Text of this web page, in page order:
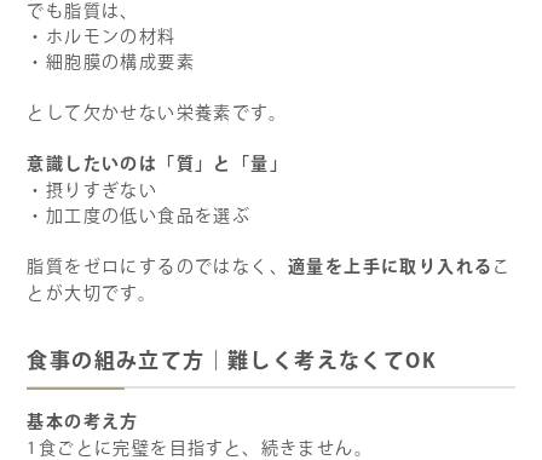
でも脂質は、
・ホルモンの材料
・細胞膜の構成要素
として欠かせない栄養素です。
意識したいのは「質」と「量」
・摂りすぎない
・加工度の低い食品を選ぶ
脂質をゼロにするのではなく、適量を上手に取り入れる こ
とが大切です。
食事の組み立て方｜難しく考えなくてOK
基本の考え方
1食ごとに完璧を目指すと、続きません。